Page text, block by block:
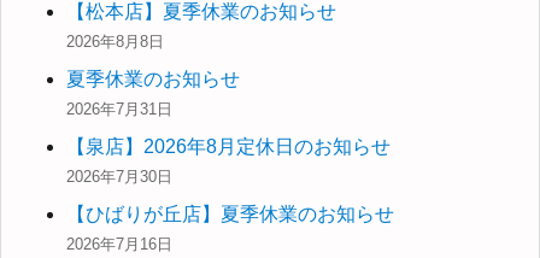
【松本店】夏季休業のお知らせ
2026年8月8日
夏季休業のお知らせ
2026年7月31日
【泉店】2026年8月定休日のお知らせ
2026年7月30日
【ひばりが丘店】夏季休業のお知らせ
2026年7月16日